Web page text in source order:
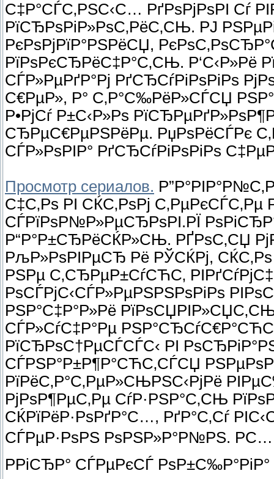
С‡Р°СЃС‚РЅС‹С… РґРѕРјРѕРІ Сѓ
РїСЂРѕРіР»РѕС‚РёС‚СЊ. РЈ
РєРѕРјРїР°РЅРёСЏ,
РїРѕРєСЂРёС‡Р°С‚СЊ. Р‘С‹Р»Рё
СЃР»РµРґР°Рј РґСЂСѓРіРѕРіРѕ
С€РµР», Р° С‚Р°С‰РёР»СЃСЏ
Р•РјСѓ Р±С‹Р»Рѕ
СЂРµС€РµРЅРёРµ. РџРѕРёСЃРє
СЃР»РѕРІР° РґСЂСѓРіРѕРіРѕ
Просмотр сериалов.
С‡С‚Рѕ РІ СЌС‚РѕРј С‚РµРєСЃС‚Рµ
СЃРїРѕР№Р»РµСЂРѕРІ.РЇ
Р“Р°Р±СЂРёСЌР»СЊ. РҐРѕС‚СЏ
РљР»РѕРІРµСЂ Рё РЎСЌРј,
РЅРµ С‚СЂРµР±СѓСЋС‚
РѕСЃРјС‹СЃР»РµРЅРЅРѕРіРѕ
РЅР°С‡Р°Р»Рё
СЃР»СѓС‡Р°Рµ
РїСЂРѕС†РµСЃСЃС‹ РІ
СЃРЅР°Р±Р¶Р°СЋС‚СЃСЏ
РїРёС‚Р°С‚РµР»СЊРЅС‹РјРё
РјРѕР¶РµС‚Рµ СѓР·РЅР°С‚СЊ
СЌРїРёР·РѕРґР°С…, РґР°С‚Сѓ
СЃРµР·РѕРЅ РѕРЅР»Р°Р№РЅ. РС…
РРіСЂР° СЃРµРєСЃ